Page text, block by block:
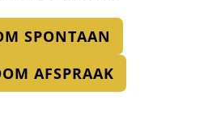
SPONTAAN
AFSPRAAK